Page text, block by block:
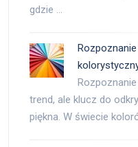
gdzie …
trend, ale klucz do
piękna. W świecie